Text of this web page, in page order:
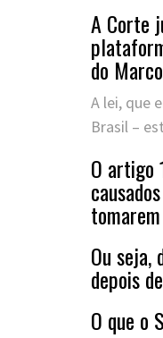
A Corte
do
A lei, que
Brasil –
O artigo
Ou
depois
O que o